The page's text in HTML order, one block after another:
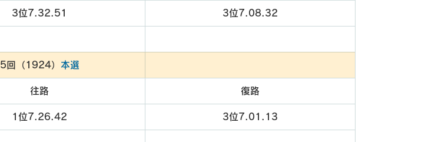
3位7.32.51 3位7.08.32
5回（1924） 本選
往路 復路
1位7.26.42 3位7.01.13